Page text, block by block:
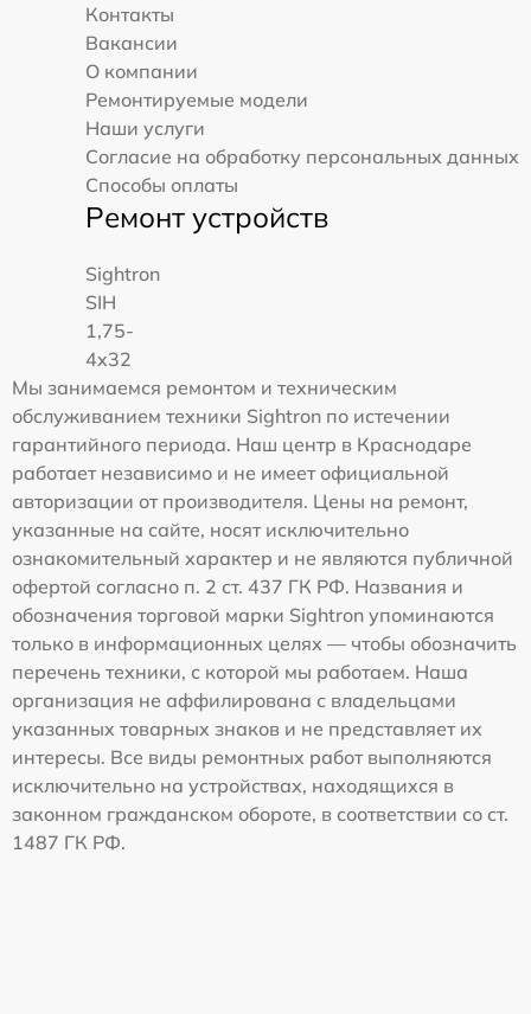
Контакты
Вакансии
О компании
Ремонтируемые модели
Наши услуги
Согласие на обработку персональных данных
Способы оплаты
Ремонт устройств
Sightron
SIH
1,75-
4x32
Мы занимаемся ремонтом и техническим
обслуживанием техники Sightron по истечении
гарантийного периода. Наш центр в Краснодаре
работает независимо и не имеет официальной
авторизации от производителя. Цены на ремонт,
указанные на сайте, носят исключительно
ознакомительный характер и не являются публичной
офертой согласно п. 2 ст. 437 ГК РФ. Названия и
обозначения торговой марки Sightron упоминаются
только в информационных целях — чтобы обозначить
перечень техники, с которой мы работаем. Наша
организация не аффилирована с владельцами
указанных товарных знаков и не представляет их
интересы. Все виды ремонтных работ выполняются
исключительно на устройствах, находящихся в
законном гражданском обороте, в соответствии со ст.
1487 ГК РФ.